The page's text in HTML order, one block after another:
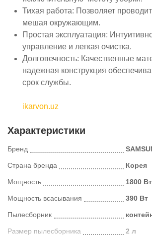
Тихая работа: Позволяет
мешая окружающим.
Простая эксплуатация:
управление и легкая очистка.
Долговечность: Качественные
надежная конструкция
срок службы.
ikarvon.uz
Характеристики
Бренд
Страна бренда Корея
Мощность 1800 Вт
Мощность всасывания 390 Вт
Пылесборник
Размер пылесборника 2 л